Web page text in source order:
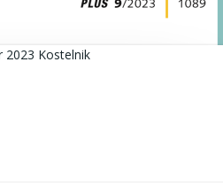
2023 Kostelnik